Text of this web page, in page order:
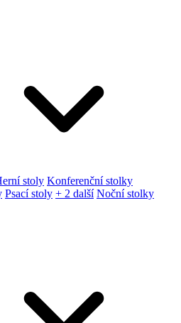
stoly Konferenční stolky
Psací stoly + 2 další Noční stolky